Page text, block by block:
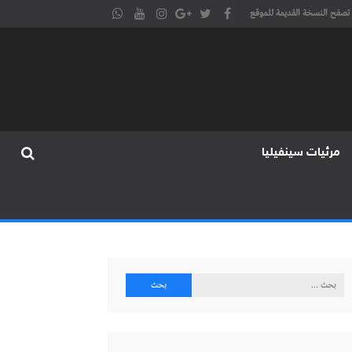
تصفح النسخة القديمة للموقع
مرئيات سينفيليا
البحث